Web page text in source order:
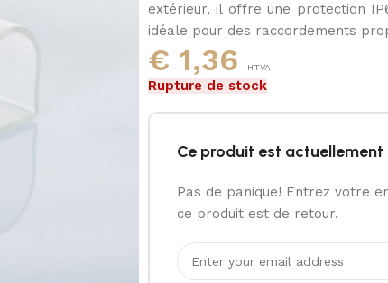
extérieur, il offre une protection
idéale pour des raccordements
€ 1,36 HTVA
Rupture de stock
Ce produit est
Pas de panique! Entrez votre
ce produit est de retour.